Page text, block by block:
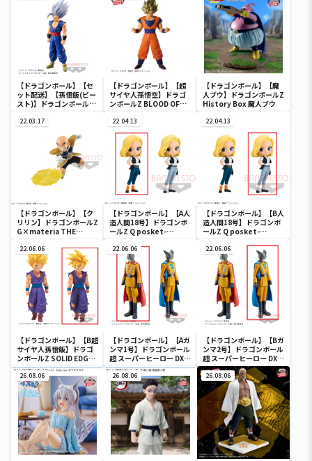
【ドラゴンボール】【セ
ット配送】【孫悟飯(ビー
スト)】ドラゴンボール超
悟飯(ビースト)-
【ドラゴンボール】【超
サイヤ人孫悟空】ドラゴ
ンボールZ BLOOD OF
空-Ⅱ
【ドラゴンボール】【魔
人ブウ】ドラゴンボールZ
History Box 魔人ブウ
22.03.17
【ドラゴンボール】【ク
リリン】ドラゴンボールZ
G×materia THE
22.04.13
【ドラゴンボール】【A人
造人間18号】ドラゴンボ
ールZ Q posket-
22.04.13
【ドラゴンボール】【B人
造人間18号】ドラゴンボ
ールZ Q posket-
22.06.06
【ドラゴンボール】【B超
サイヤ人孫悟飯】ドラゴ
ンボールZ SOLID EDGE
WORKS-THE出陣-5
22.06.06
【ドラゴンボール】【Aガ
ンマ1号】ドラゴンボール
超 スーパーヒーロー DXF-
ガンマ1号＆ガンマ2号-
22.06.06
【ドラゴンボール】【Bガ
ンマ2号】ドラゴンボール
超 スーパーヒーロー DXF-
ガンマ1号＆ガンマ2号-
26.08.06 26.08.06 26.08.06